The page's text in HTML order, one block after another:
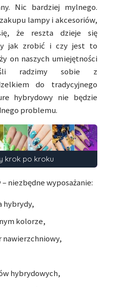
Nic bardziej mylnego.
lampy i akcesoriów,
że reszta dzieje się
jak zrobić i czy jest to
on naszych umiejętności
radzimy sobie z
do tradycyjnego
hybrydowy nie będzie
problemu.
krok po kroku
niezbędne wyposażanie:
hybrydy,
kolorze,
nawierzchniowy,
hybrydowych,